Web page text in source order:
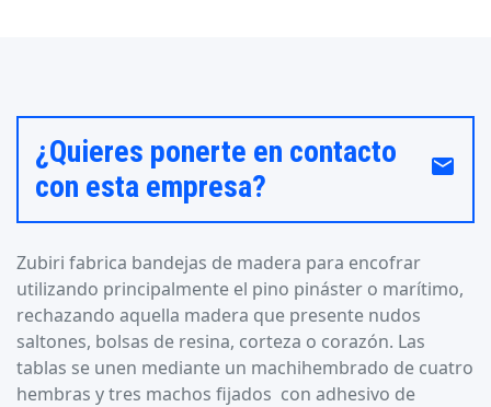
¿Quieres ponerte en contacto
con esta empresa?
email
Zubiri fabrica bandejas de madera para encofrar
utilizando principalmente el pino pináster o marítimo,
rechazando aquella madera que presente nudos
saltones, bolsas de resina, corteza o corazón. Las
tablas se unen mediante un machihembrado de cuatro
hembras y tres machos fijados con adhesivo de